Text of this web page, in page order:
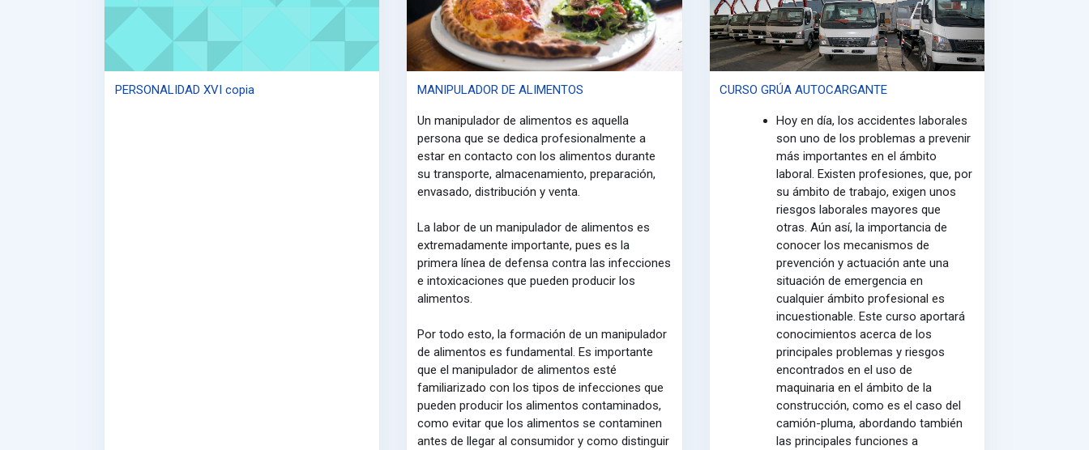
PERSONALIDAD XVI copia MANIPULADOR DE ALIMENTOS
Un manipulador de alimentos es aquella
persona que se dedica profesionalmente a
estar en contacto con los alimentos durante
su transporte, almacenamiento, preparación,
envasado, distribución y venta.
La labor de un manipulador de alimentos es
extremadamente importante, pues es la
primera línea de defensa contra las infecciones
e intoxicaciones que pueden producir los
alimentos.
Por todo esto, la formación de un manipulador
de alimentos es fundamental. Es importante
que el manipulador de alimentos esté
familiarizado con los tipos de infecciones que
pueden producir los alimentos contaminados,
como evitar que los alimentos se contaminen
antes de llegar al consumidor y como distinguir
CURSO GRÚA AUTOCARGANTE
Hoy en día, los accidentes laborales
son uno de los problemas a prevenir
más importantes en el ámbito
laboral. Existen profesiones, que, por
su ámbito de trabajo, exigen unos
riesgos laborales mayores que
otras. Aún así, la importancia de
conocer los mecanismos de
prevención y actuación ante una
situación de emergencia en
cualquier ámbito profesional es
incuestionable. Este curso aportará
conocimientos acerca de los
principales problemas y riesgos
encontrados en el uso de
maquinaria en el ámbito de la
construcción, como es el caso del
camión-pluma, abordando también
las principales funciones a